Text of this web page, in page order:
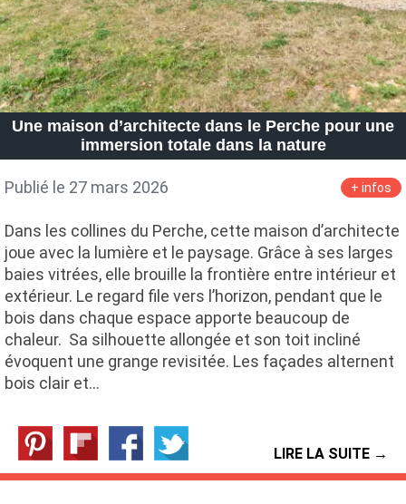
Une maison d’architecte dans le Perche pour une
immersion totale dans la nature
Publié le 27 mars 2026 + infos
Dans les collines du Perche, cette maison d’architecte
joue avec la lumière et le paysage. Grâce à ses larges
baies vitrées, elle brouille la frontière entre intérieur et
extérieur. Le regard file vers l’horizon, pendant que le
bois dans chaque espace apporte beaucoup de
chaleur. Sa silhouette allongée et son toit incliné
évoquent une grange revisitée. Les façades alternent
bois clair et…
LIRE LA SUITE →